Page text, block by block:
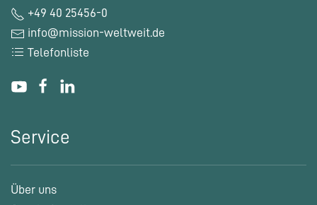
+49 40 25456-0
info@mission-weltweit.de
Telefonliste
Service
Über uns